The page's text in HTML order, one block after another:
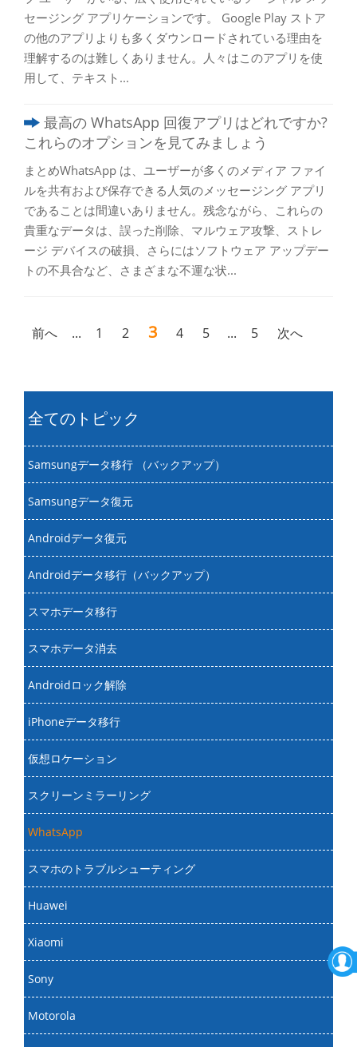
全てのトピック
Samsungデータ移行 （バックアップ）
Samsungデータ復元
Androidデータ復元
Androidデータ移行（バックアップ）
スマホデータ移行
スマホデータ消去
Androidロック解除
iPhoneデータ移行
仮想ロケーション
スクリーンミラーリング
WhatsApp
スマホのトラブルシューティング
Huawei
Xiaomi
Sony
Motorola
セージング アプリケーションです。 Google Play ストア
の他のアプリよりも多くダウンロードされている理由を
理解するのは難しくありません。人々はこのアプリを使
用して、テキスト...
最高の WhatsApp 回復アプリはどれですか?
これらのオプションを見てみましょう
まとめWhatsApp は、ユーザーが多くのメディア ファイ
ルを共有および保存できる人気のメッセージング アプリ
であることは間違いありません。残念ながら、これらの
貴重なデータは、誤った削除、マルウェア攻撃、ストレ
ージ デバイスの破損、さらにはソフトウェア アップデー
トの不具合など、さまざまな不運な状...
前へ ... 1 2 3 4 5 ... 5 次へ